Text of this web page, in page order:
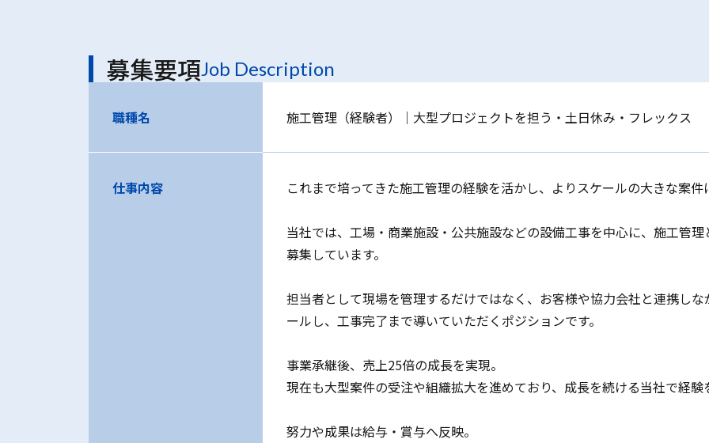
募集要項Job Description
職種名 施工管理（経験者）｜大型プロジェクトを担う・土日休み・フレックス
仕事内容 これまで培ってきた施工管理の経験を活かし、よりスケールの大きな案件
当社では、工場・商業施設・公共施設などの設備工事を中心に、施工管
募集しています。
担当者として現場を管理するだけではなく、お客様や協力会社と連携し
ールし、工事完了まで導いていただくポジションです。
事業承継後、売上25倍の成長を実現。
現在も大型案件の受注や組織拡大を進めており、成長を続ける当社で経験
努力や成果は給与・賞与へ反映。